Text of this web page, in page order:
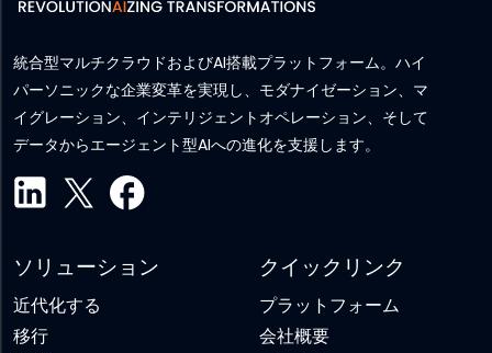
統合型マルチクラウドおよびAI搭載プラットフォーム。ハイ
パーソニックな企業変革を実現し、モダナイゼーション、マ
イグレーション、インテリジェントオペレーション、そして
データからエージェント型AIへの進化を支援します。
ソリューション
近代化する
移行
クイックリンク
プラットフォーム
会社概要